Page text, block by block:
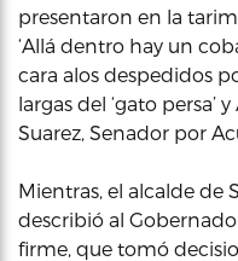
presentaron en la
‘Allá dentro hay un
cara alos despedidos
largas del ‘gato persa’
Suarez, Senador por
Mientras, el alcalde de
describió al
firme, que tomó